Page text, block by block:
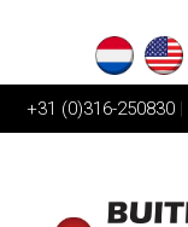
+31 (0)316-250830 |